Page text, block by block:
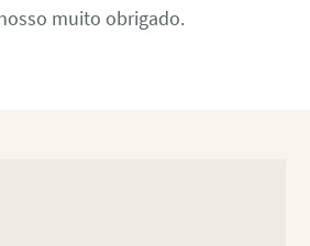
muito obrigado.